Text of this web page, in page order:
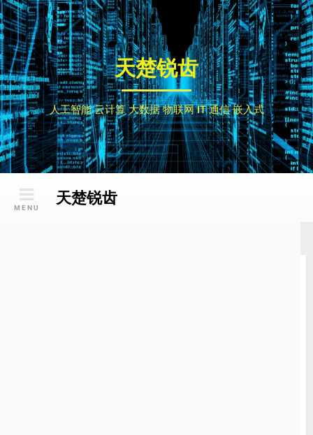
Skip
to
content
天楚锐齿
人工智能 云计算 大数据 物联网 IT 通信 嵌入式
天楚锐齿
MENU